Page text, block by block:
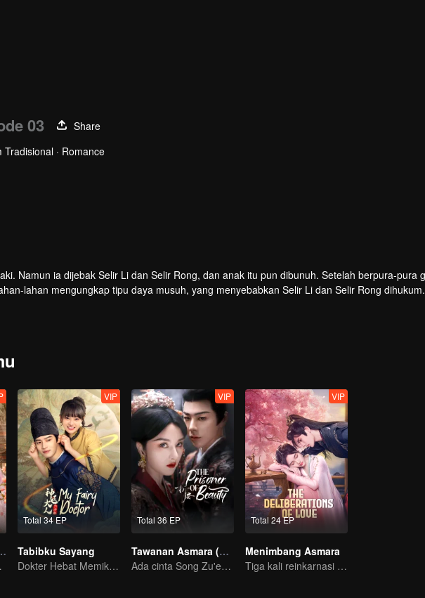
03
Share
Tradisional · Romance
itu pun dibunuh. Setelah berpura-pura gila
lahan mengungkap tipu daya musuh, yang menyebabkan Selir Li dan Selir Rong dihukum.
sebenarnya, berhasilkah ia membalaskan dendam?
(Thai Ver.)
Total 34 EP
VIP
Tabibku Sayang
Dokter Hebat Memikat Gadis Imut
Total 36 EP
VIP
Tawanan Asmara (English Ver.)
Ada cinta Song Zu'er & Liu Yuning di tengah perseteruan keluarga
Total 24 EP
VIP
Menimbang Asmara
Tiga kali reinkarnasi dalam hidup Qing Qing!